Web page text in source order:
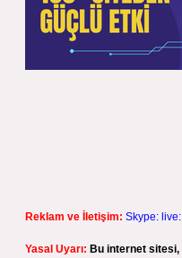
Reklam ve İletişim: Skype:
Yasal Uyarı: Bu internet